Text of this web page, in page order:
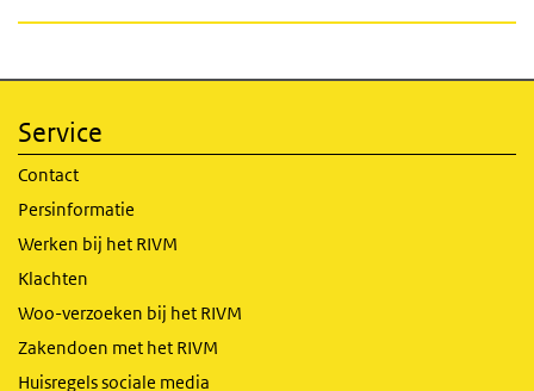
Service
Contact
Persinformatie
Werken bij het RIVM
Klachten
Woo-verzoeken bij het RIVM
Zakendoen met het RIVM
Huisregels sociale media